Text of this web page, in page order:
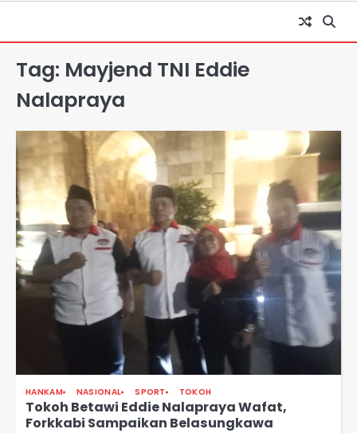
Tag: Mayjend TNI Eddie
Nalapraya
HANKAM NASIONAL SPORT TOKOH
Tokoh Betawi Eddie Nalapraya Wafat,
Forkkabi Sampaikan Belasungkawa